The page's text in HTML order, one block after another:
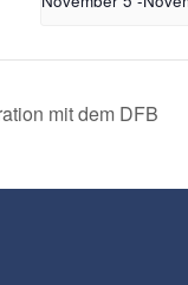
mit dem DFB